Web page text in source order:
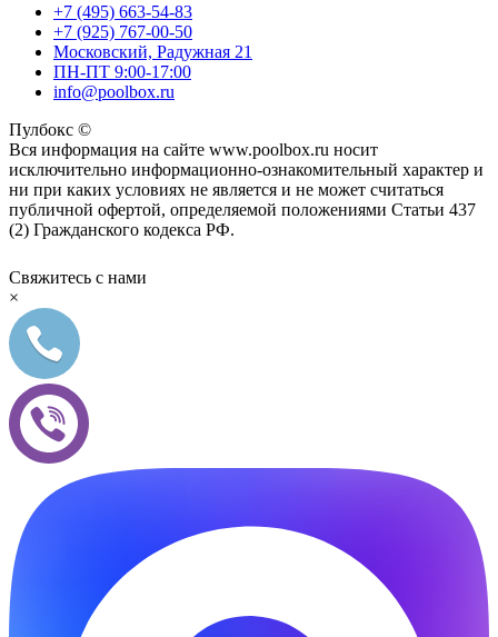
+7 (495) 663-54-83
+7 (925) 767-00-50
Московский, Радужная 21
ПН-ПТ 9:00-17:00
info@poolbox.ru
Пулбокс ©
Вся информация на сайте www.poolbox.ru носит
исключительно информационно-ознакомительный характер и
ни при каких условиях не является и не может считаться
публичной офертой, определяемой положениями Статьи 437
(2) Гражданского кодекса РФ.
Свяжитесь с нами
×